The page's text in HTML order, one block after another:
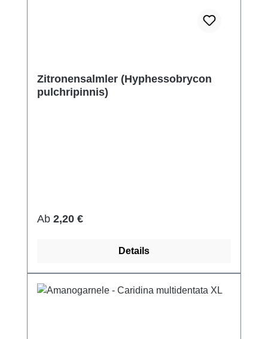
Zitronensalmler (Hyphessobrycon
pulchripinnis)
Regulärer Preis:
Ab 2,20 €
Details